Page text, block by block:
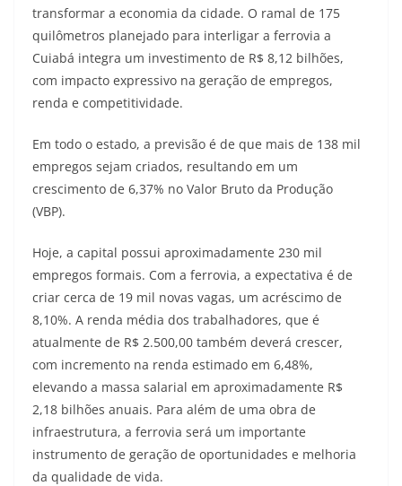
transformar a economia da cidade. O ramal de 175
quilômetros planejado para interligar a ferrovia a
Cuiabá integra um investimento de R$ 8,12 bilhões,
com impacto expressivo na geração de empregos,
renda e competitividade.
Em todo o estado, a previsão é de que mais de 138 mil
empregos sejam criados, resultando em um
crescimento de 6,37% no Valor Bruto da Produção
(VBP).
Hoje, a capital possui aproximadamente 230 mil
empregos formais. Com a ferrovia, a expectativa é de
criar cerca de 19 mil novas vagas, um acréscimo de
8,10%. A renda média dos trabalhadores, que é
atualmente de R$ 2.500,00 também deverá crescer,
com incremento na renda estimado em 6,48%,
elevando a massa salarial em aproximadamente R$
2,18 bilhões anuais. Para além de uma obra de
infraestrutura, a ferrovia será um importante
instrumento de geração de oportunidades e melhoria
da qualidade de vida.